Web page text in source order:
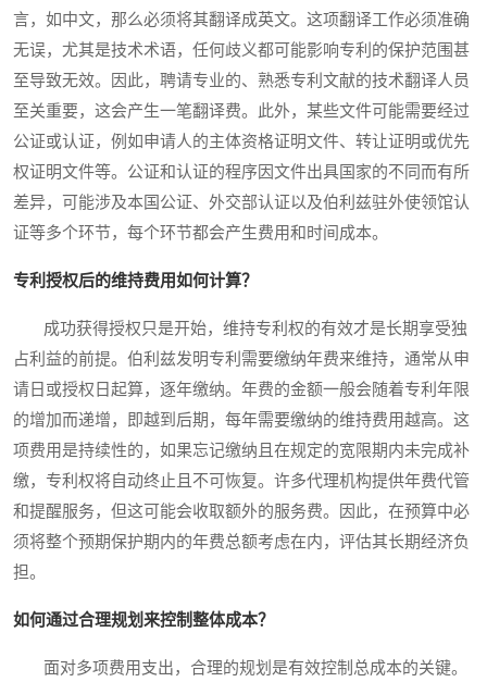
言，如中文，那么必须将其翻译成英文。这项翻译工作必须准确
无误，尤其是技术术语，任何歧义都可能影响专利的保护范围甚
至导致无效。因此，聘请专业的、熟悉专利文献的技术翻译人员
至关重要，这会产生一笔翻译费。此外，某些文件可能需要经过
公证或认证，例如申请人的主体资格证明文件、转让证明或优先
权证明文件等。公证和认证的程序因文件出具国家的不同而有所
差异，可能涉及本国公证、外交部认证以及伯利兹驻外使领馆认
证等多个环节，每个环节都会产生费用和时间成本。
专利授权后的维持费用如何计算？
成功获得授权只是开始，维持专利权的有效才是长期享受独
占利益的前提。伯利兹发明专利需要缴纳年费来维持，通常从申
请日或授权日起算，逐年缴纳。年费的金额一般会随着专利年限
的增加而递增，即越到后期，每年需要缴纳的维持费用越高。这
项费用是持续性的，如果忘记缴纳且在规定的宽限期内未完成补
缴，专利权将自动终止且不可恢复。许多代理机构提供年费代管
和提醒服务，但这可能会收取额外的服务费。因此，在预算中必
须将整个预期保护期内的年费总额考虑在内，评估其长期经济负
担。
如何通过合理规划来控制整体成本？
面对多项费用支出，合理的规划是有效控制总成本的关键。